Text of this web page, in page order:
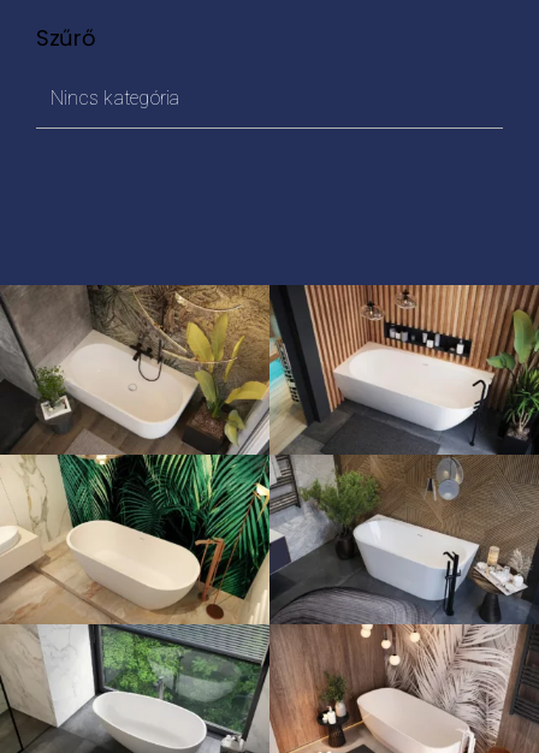
Szűrő
Nincs kategória